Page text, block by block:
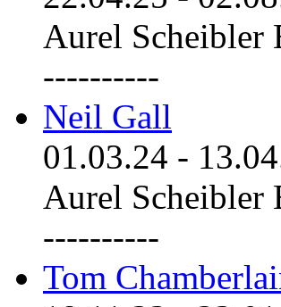
Aurel Scheibler
----------
Neil Gall
01.03.24 -
Aurel Scheibler
----------
Tom